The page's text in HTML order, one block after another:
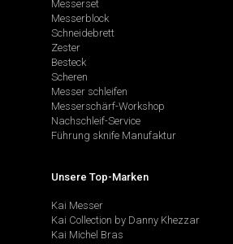
Messerset
Messerblock
Schneidebrett
Zester
Besteck
Scheren
Messer schleifen
Messerschärf-Workshop
Nachschleif-Service
Führung sknife Manufaktur
Unsere Top-Marken
Kai Messer
Kai Collection by Danny Khezzar
Kai Michel Bras